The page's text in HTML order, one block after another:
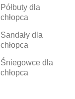
Półbuty dla
chłopca
Sandały dla
chłopca
Śniegowce dla
chłopca